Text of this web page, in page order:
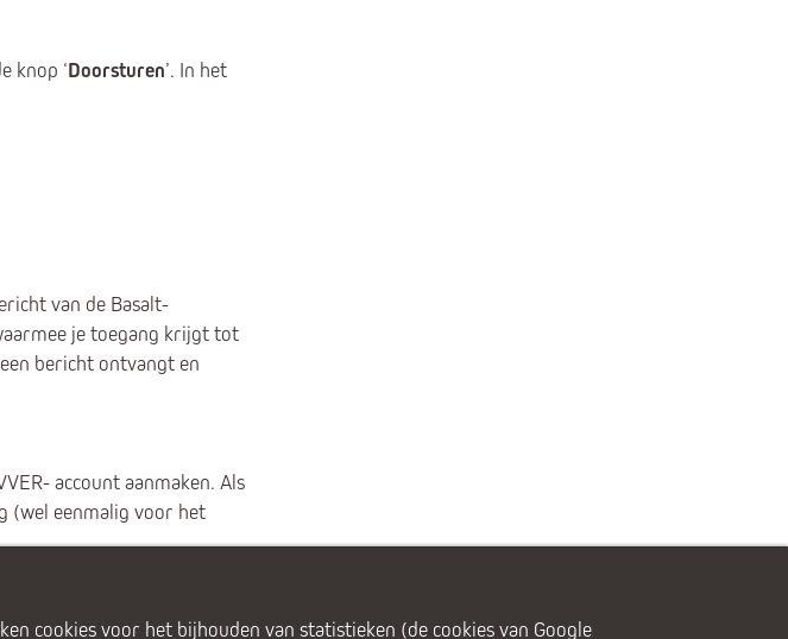
knop ‘Doorsturen’. In het
van de Basalt-
je toegang krijgt tot
bericht ontvangt en
account aanmaken. Als
(wel eenmalig voor het
cookies voor het bijhouden van statistieken (de cookies van Google